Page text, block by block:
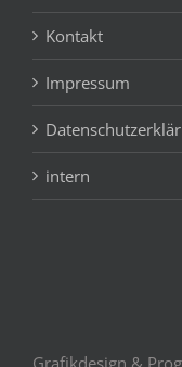
Kontakt
Impressum
intern